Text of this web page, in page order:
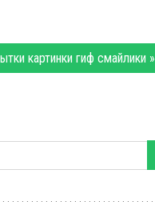
картинки гиф смайлики »